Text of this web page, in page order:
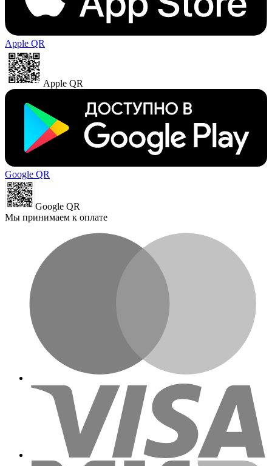
Apple QR
Apple QR
Google QR
Google QR
Мы принимаем к оплате